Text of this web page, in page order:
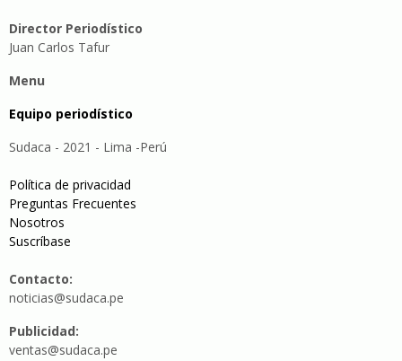
Director Periodístico
Juan Carlos Tafur
Menu
Equipo periodístico
Sudaca - 2021 - Lima -Perú
Política de privacidad
Preguntas Frecuentes
Nosotros
Suscríbase
Contacto:
noticias@sudaca.pe
Publicidad:
ventas@sudaca.pe